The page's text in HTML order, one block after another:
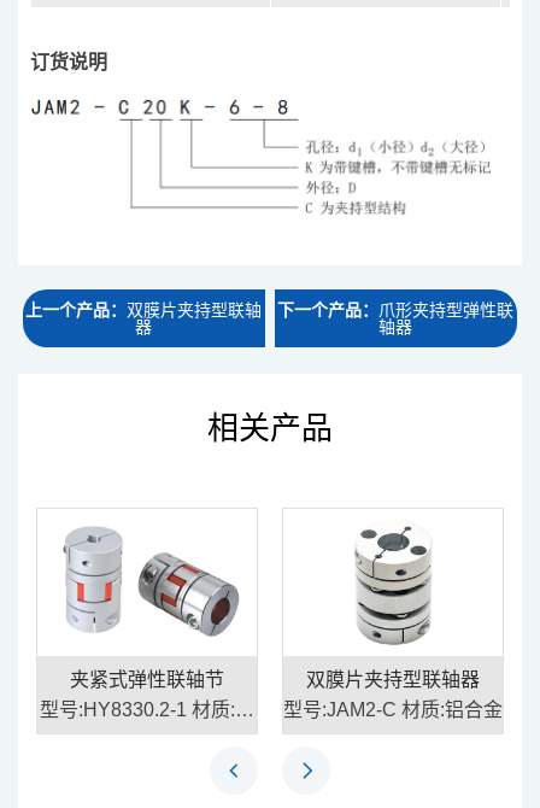
订货说明
上一个产品：双膜片夹持型联轴
器
下一个产品： 爪形夹持型弹性联
轴器
相关产品
夹紧式弹性联轴节
型号:HY8330.2-1 材质:铝
合金\钢\聚氨酯
双膜片夹持型联轴器
型号:JAM2-C 材质:铝合金